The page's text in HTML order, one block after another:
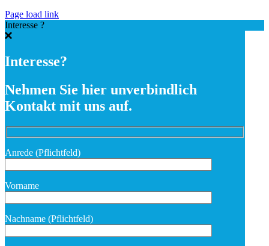
Page load link
Interesse ?
Interesse?
Nehmen Sie hier unverbindlich
Kontakt mit uns auf.
Anrede (Pflichtfeld)
Vorname
Nachname (Pflichtfeld)